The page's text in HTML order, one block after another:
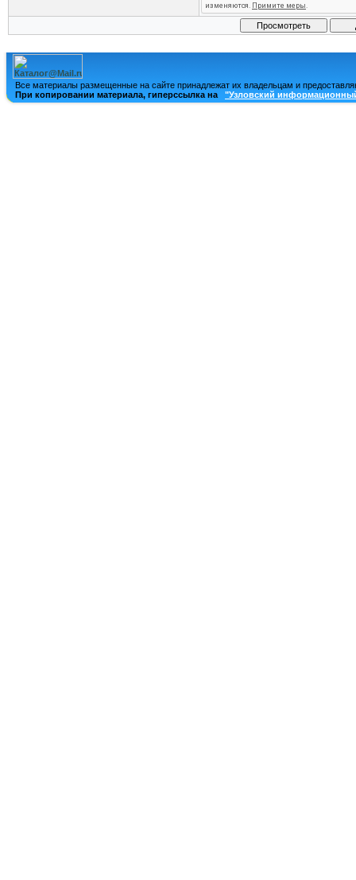
Все материалы размещенные на сайте принадлежат их владельцам и
При копировании материала, гиперссылка на
"Узловский